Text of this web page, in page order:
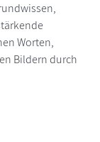
Worten,
Bildern durch